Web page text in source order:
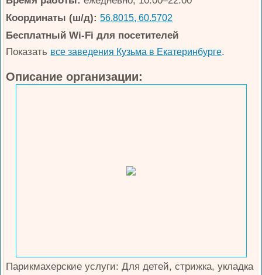
Координаты (ш/д): 56.8015, 60.5702
Бесплатный Wi-Fi для посетителей
Показать все заведения Кузьма в Екатеринбурге.
Описание организации:
Парикмахерские услуги: Для детей, стрижка, укладка